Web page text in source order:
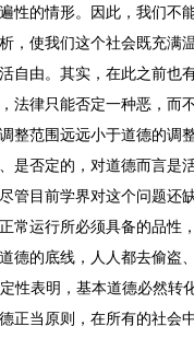
性的情形。因此，我们不
，使我们这个社会既充满
自由。其实，在此之前也
法律只能否定一种恶，而
整范围远远小于道德的调
是否定的，对道德而言是
管目前学界对这个问题还
常运行所必须具备的品性
德的底线，人人都去偷盗
性表明，基本道德必然
正当原则，在所有的社会